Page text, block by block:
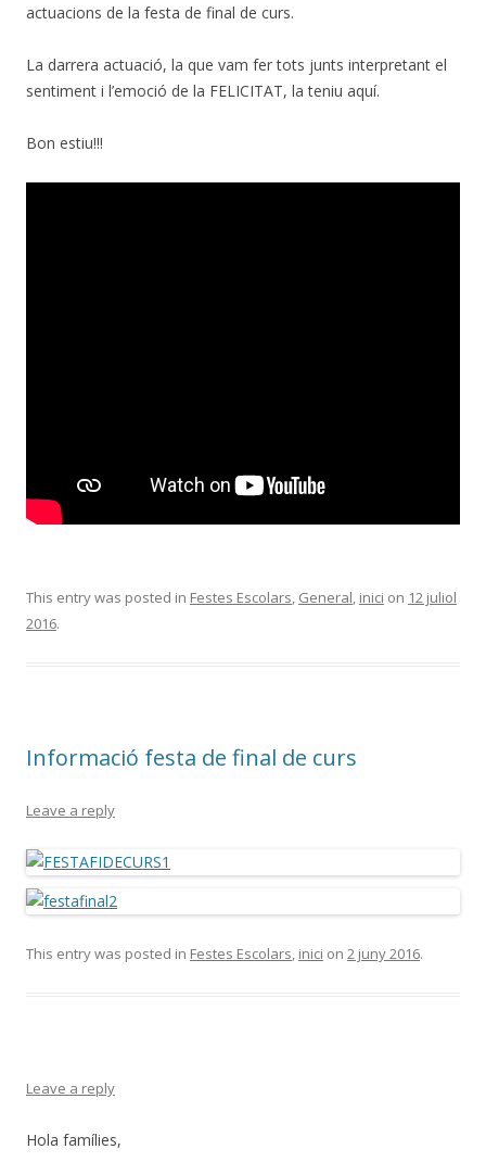
actuacions de la festa de final de curs.
La darrera actuació, la que vam fer tots junts interpretant el
sentiment i l’emoció de la FELICITAT, la teniu aquí.
Bon estiu!!!
This entry was posted in Festes Escolars, General, inici on 12 juliol
2016.
Informació festa de final de curs
Leave a reply
This entry was posted in Festes Escolars, inici on 2 juny 2016.
Leave a reply
Hola famílies,